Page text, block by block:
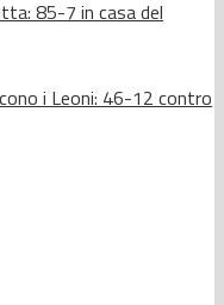
85-7 in casa del
i Leoni: 46-12 contro